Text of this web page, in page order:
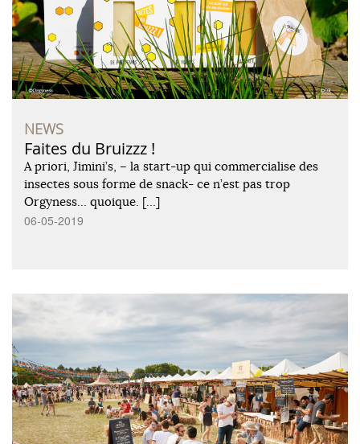
NEWS
Faites du Bruizzz !
A priori, Jimini’s, – la start-up qui commercialise des
insectes sous forme de snack- ce n’est pas trop
Orgyness… quoique. […]
06-05-2019